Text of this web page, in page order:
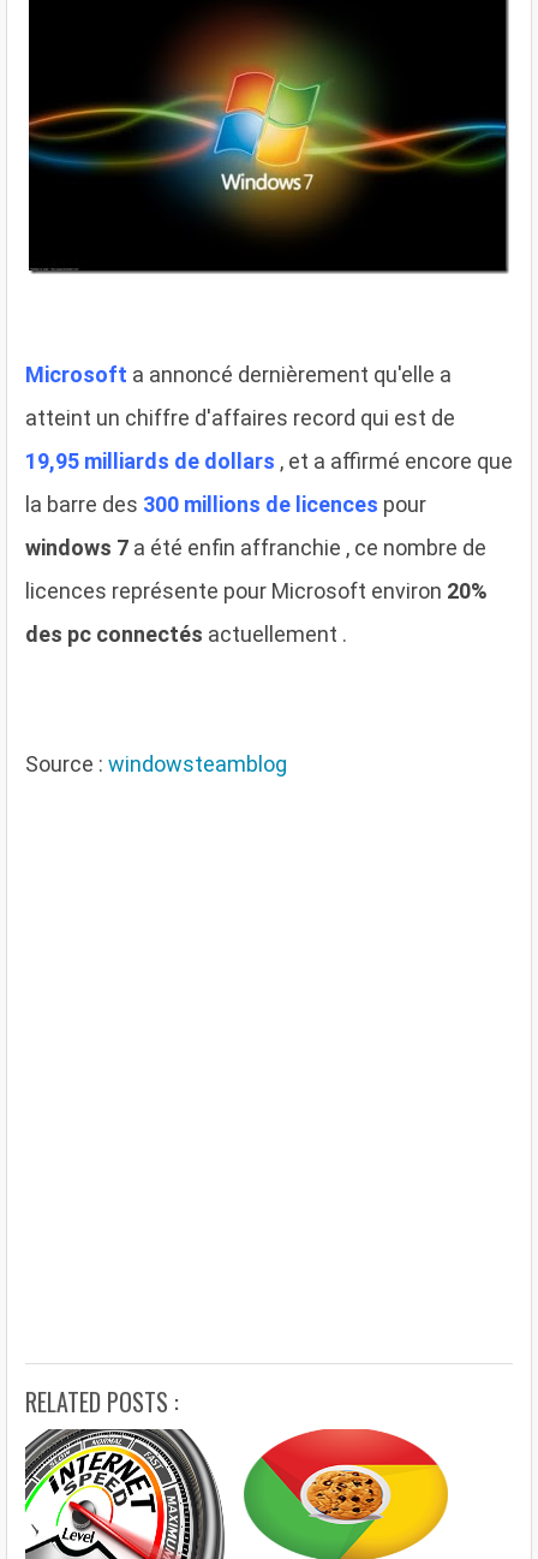
Microsoft a annoncé dernièrement qu'elle a
atteint un chiffre d'affaires record qui est de
19,95 milliards de dollars , et a affirmé encore que
la barre des 300 millions de licences pour
windows 7 a été enfin affranchie , ce nombre de
licences représente pour Microsoft environ 20%
des pc connectés actuellement .
Source : windowsteamblog
RELATED POSTS :